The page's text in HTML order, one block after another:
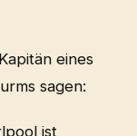
eines
sagen:
ist